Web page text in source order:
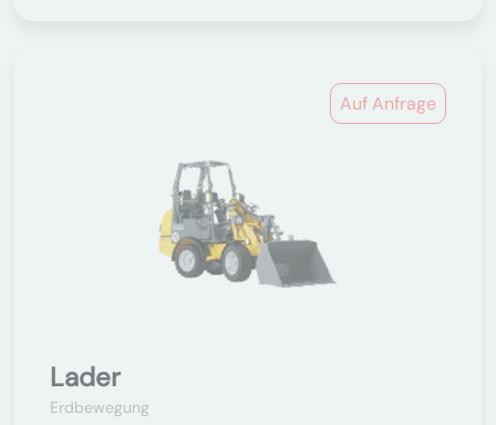
Auf Anfrage
Lader
Erdbewegung